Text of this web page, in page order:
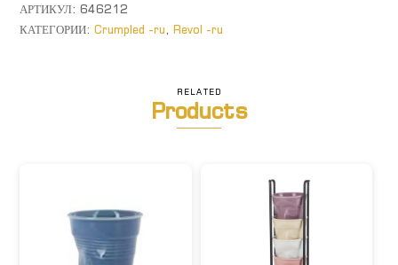
АРТИКУЛ:646212
КАТЕГОРИИ:Crumpled -ru,Revol -ru
RELATED
Products